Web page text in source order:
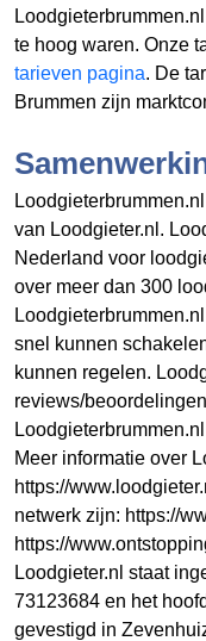
te hoog waren. Onze
tarieven pagina. De
Brummen zijn
van Loodgieter.nl.
Nederland voor
over meer dan 300
snel kunnen
kunnen regelen.
reviews/
Meer informatie over
https://
netwerk zijn: https://
https://
Loodgieter.nl staat
73123684 en het
gevestigd in